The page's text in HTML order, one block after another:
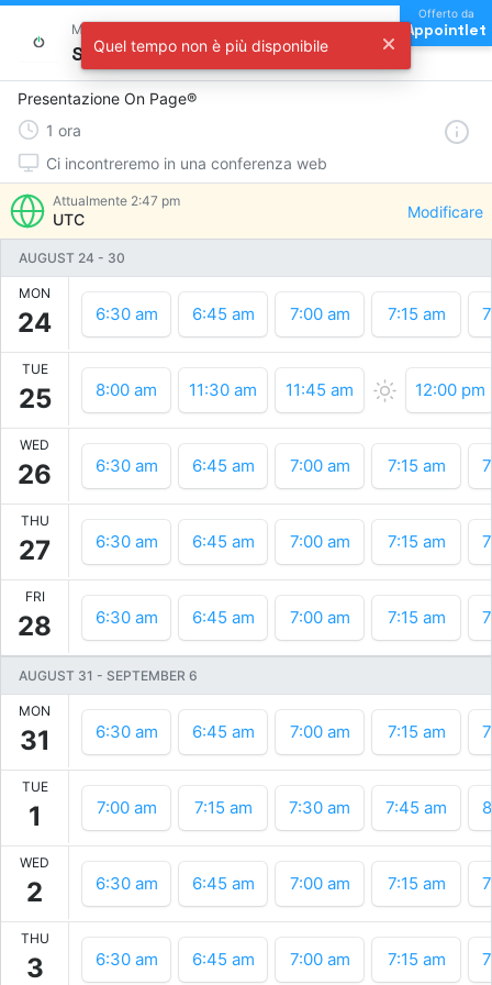
Meet with On Page
Scegli un orario
Offerto da
Appointlet
Presentazione On Page®
1 ora
Ci incontreremo in una conferenza web
Attualmente 2:47 pm
UTC Modificare
AUGUST 24 - 30
MON
24 6:30 am 6:45 am 7:00 am 7:15 am
TUE
25 8:00 am 11:30 am 11:45 am 12:00 pm
WED
26 6:30 am 6:45 am 7:00 am 7:15 am
THU
27 6:30 am 6:45 am 7:00 am 7:15 am
FRI
28 6:30 am 6:45 am 7:00 am 7:15 am
AUGUST 31 - SEPTEMBER 6
MON
31 6:30 am 6:45 am 7:00 am 7:15 am
TUE
1 7:00 am 7:15 am 7:30 am 7:45 am
WED
2 6:30 am 6:45 am 7:00 am 7:15 am
THU
3 6:30 am 6:45 am 7:00 am 7:15 am
Quel tempo non è più disponibile